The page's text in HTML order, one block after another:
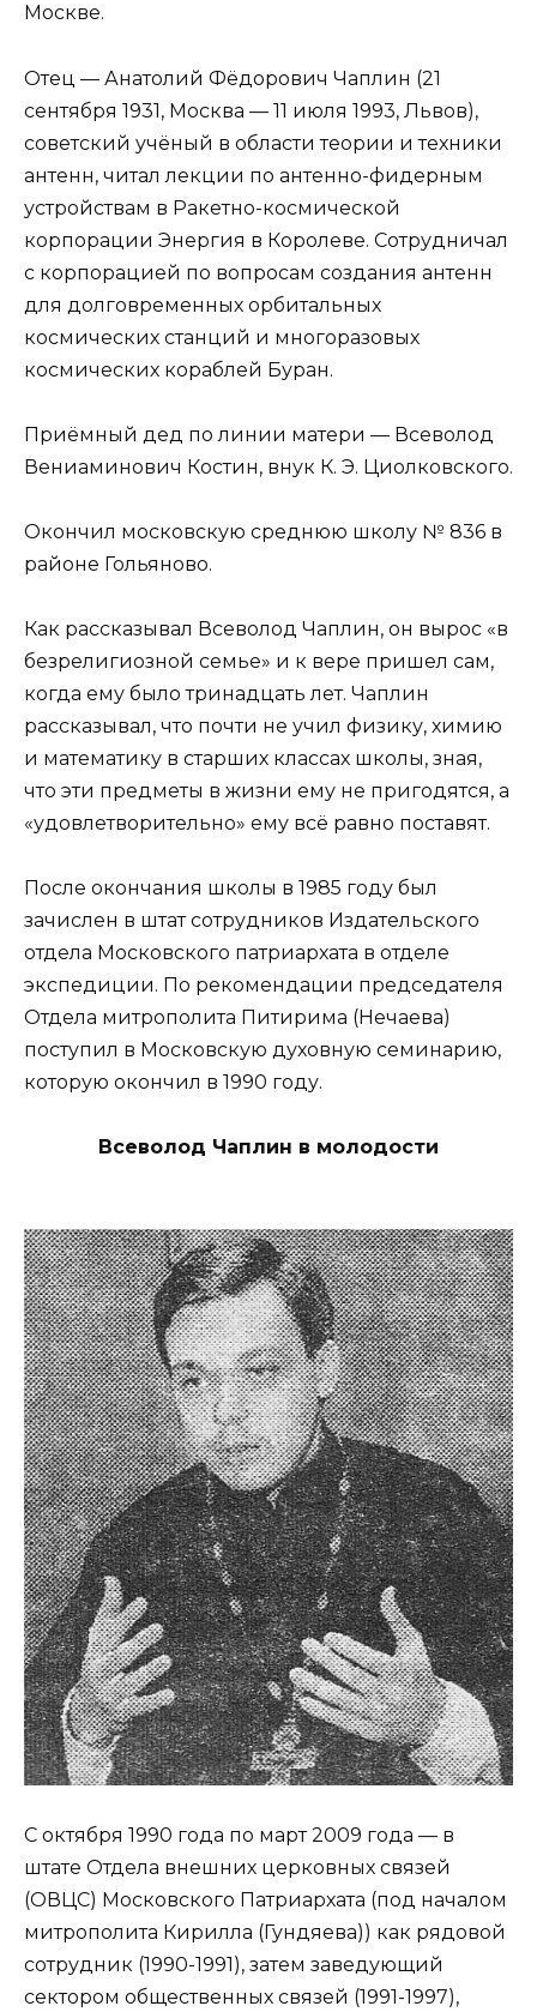
Москве.
Отец — Анатолий Фёдорович Чаплин (21
сентября 1931, Москва — 11 июля 1993, Львов),
советский учёный в области теории и техники
антенн, читал лекции по антенно-фидерным
устройствам в Ракетно-космической
корпорации Энергия в Королеве. Сотрудничал
с корпорацией по вопросам создания антенн
для долговременных орбитальных
космических станций и многоразовых
космических кораблей Буран.
Приёмный дед по линии матери — Всеволод
Вениаминович Костин, внук К. Э. Циолковского.
Окончил московскую среднюю школу № 836 в
районе Гольяново.
Как рассказывал Всеволод Чаплин, он вырос «в
безрелигиозной семье» и к вере пришел сам,
когда ему было тринадцать лет. Чаплин
рассказывал, что почти не учил физику, химию
и математику в старших классах школы, зная,
что эти предметы в жизни ему не пригодятся, а
«удовлетворительно» ему всё равно поставят.
После окончания школы в 1985 году был
зачислен в штат сотрудников Издательского
отдела Московского патриархата в отделе
экспедиции. По рекомендации председателя
Отдела митрополита Питирима (Нечаева)
поступил в Московскую духовную семинарию,
которую окончил в 1990 году.
Всеволод Чаплин в молодости
С октября 1990 года по март 2009 года — в
штате Отдела внешних церковных связей
(ОВЦС) Московского Патриархата (под началом
митрополита Кирилла (Гундяева)) как рядовой
сотрудник (1990-1991), затем заведующий
сектором общественных связей (1991-1997),